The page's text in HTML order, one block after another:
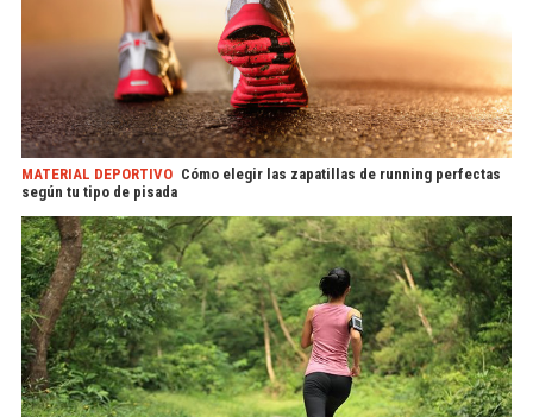
MATERIAL DEPORTIVO Cómo elegir las zapatillas de running perfectas
según tu tipo de pisada